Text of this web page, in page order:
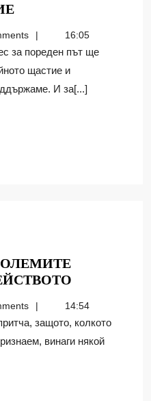
ЗАЛОГ
ЩАСТИЕ16:05
щастие и
И за[...]
И
ГОЛЕМИТЕ
ТРУСОВЕ
14:54
винаги някой